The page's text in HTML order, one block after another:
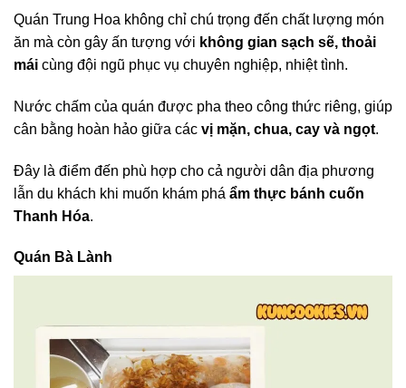
Quán Trung Hoa không chỉ chú trọng đến chất lượng món
ăn mà còn gây ấn tượng với không gian sạch sẽ, thoải
mái cùng đội ngũ phục vụ chuyên nghiệp, nhiệt tình.
Nước chấm của quán được pha theo công thức riêng, giúp
cân bằng hoàn hảo giữa các vị mặn, chua, cay và ngọt.
Đây là điểm đến phù hợp cho cả người dân địa phương
lẫn du khách khi muốn khám phá ẩm thực bánh cuốn
Thanh Hóa.
Quán Bà Lành